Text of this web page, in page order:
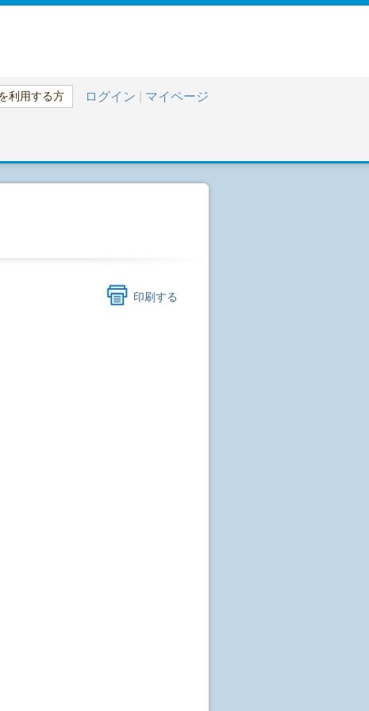
利用する方 ログイン マイページ
印刷する